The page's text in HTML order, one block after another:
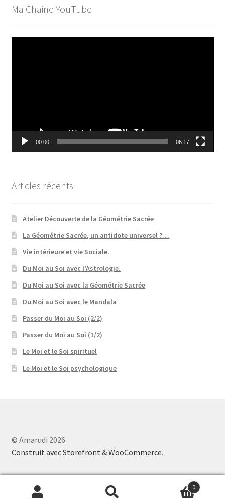
Ma Chaine YouTube
00:00 06:17
Articles récents
Atelier Découverte de la Géométrie Sacrée
La Géométrie Sacrée, un antidote universel ?…
Vie intérieure et vie Sociale.
Du Moi au Soi avec l’Astrologie.
Du Moi au Soi avec la Géométrie Sacrée
Du Moi au Soi avec le Mandala
Passer du Moi au Soi (2/2)
Passer du Moi au Soi (1/2)
Le Moi et le Soi spirituel
Le Moi et le Soi psychologique
© Amarudi 2026
Construit avec Storefront & WooCommerce.
0